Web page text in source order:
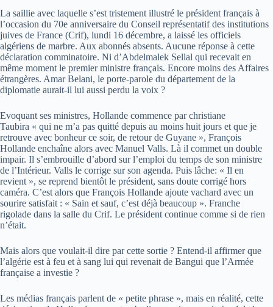
La saillie avec laquelle s’est tristement illustré le président français à
l’occasion du 70e anniversaire du Conseil représentatif des institutions
juives de France (Crif), lundi 16 décembre, a laissé les officiels
algériens de marbre. Aux abonnés absents. Aucune réponse à cette
déclaration comminatoire. Ni d’Abdelmalek Sellal qui recevait en
même moment le premier ministre français. Encore moins des Affaires
étrangères. Amar Belani, le porte-parole du département de la
diplomatie aurait-il lui aussi perdu la voix ?
Evoquant ses ministres, Hollande commence par christiane
Taubira « qui ne m’a pas quitté depuis au moins huit jours et que je
retrouve avec bonheur ce soir, de retour de Guyane », François
Hollande enchaîne alors avec Manuel Valls. Là il commet un double
impair. Il s’embrouille d’abord sur l’emploi du temps de son ministre
de l’Intérieur. Valls le corrige sur son agenda. Puis lâche: « Il en
revient », se reprend bientôt le président, sans doute corrigé hors
caméra. C’est alors que François Hollande ajoute vachard avec un
sourire satisfait : « Sain et sauf, c’est déjà beaucoup ». Franche
rigolade dans la salle du Crif. Le président continue comme si de rien
n’était.
Mais alors que voulait-il dire par cette sortie ? Entend-il affirmer que
l’algérie est à feu et à sang lui qui revenait de Bangui que l’Armée
française a investie ?
Les médias français parlent de « petite phrase », mais en réalité, cette